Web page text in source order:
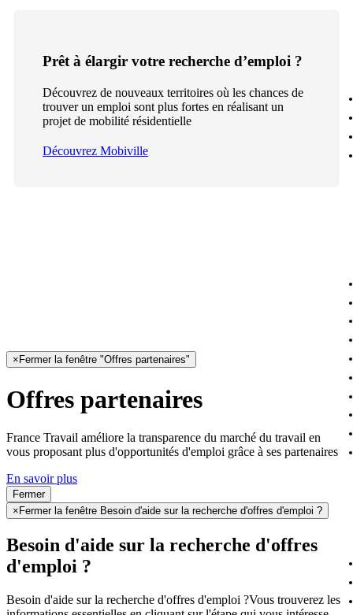
Prêt à élargir votre recherche d’emploi ?
Découvrez de nouveaux territoires où les chances de
trouver un emploi sont plus fortes en réalisant un
projet de mobilité résidentielle
Découvrez Mobiville
× Fermer la fenêtre "Offres partenaires"
Offres partenaires
France Travail améliore la transparence du marché du travail en
vous proposant plus d'opportunités d'emploi grâce à ses partenaires
En savoir plus
Fermer
× Fermer la fenêtre Besoin d'aide sur la recherche d'offres d'emploi ?
Besoin d'aide sur la recherche d'offres
d'emploi ?
Besoin d'aide sur la recherche d'offres d'emploi ?Vous trouverez les